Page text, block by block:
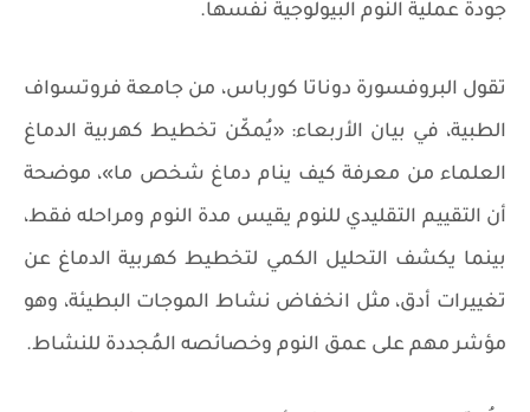
جودة عملية النوم البيولوجية نفسها.
تقول البروفسورة دوناتا كورباس، من جامعة فروتسواف
الطبية، في بيان الأربعاء: «يُمكّن تخطيط كهربية الدماغ
العلماء من معرفة كيف ينام دماغ شخص ما»، موضحة
أن التقييم التقليدي للنوم يقيس مدة النوم ومراحله فقط،
بينما يكشف التحليل الكمي لتخطيط كهربية الدماغ عن
تغييرات أدق، مثل انخفاض نشاط الموجات البطيئة، وهو
مؤشر مهم على عمق النوم وخصائصه المُجددة للنشاط.